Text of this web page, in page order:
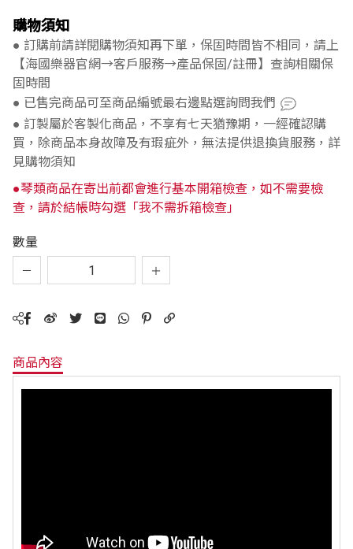
購物須知
● 訂購前請詳閱購物須知再下單，保固時間皆不相同，請上
【海國樂器官網→客戶服務→產品保固/註冊】查詢相關保
固時間
● 已售完商品可至商品編號最右邊點選詢問我們
● 訂製屬於客製化商品，不享有七天猶豫期，一經確認購
買，除商品本身故障及有瑕疵外，無法提供退換貨服務，詳
見購物須知
●琴類商品在寄出前都會進行基本開箱檢查，如不需要檢
查，請於結帳時勾選「我不需拆箱檢查」
數量
商品內容